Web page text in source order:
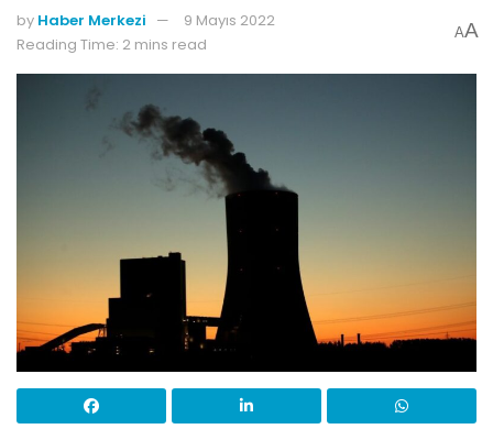
by Haber Merkezi
9 Mayıs 2022
Reading Time: 2 mins read
AA